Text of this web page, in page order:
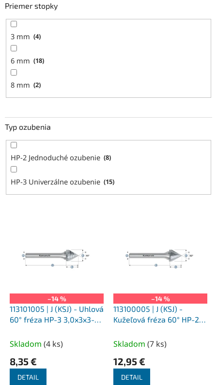
Priemer stopky
3 mm 4
6 mm 18
8 mm 2
Typ ozubenia
HP-2 Jednoduché ozubenie 8
HP-3 Univerzálne ozubenie 15
–14 %
113101005 | J (KSJ) - Uhlová
60° fréza HP-3 3,0x3x3-38
Skladom (4 ks)
8,35 €
DETAIL
–14 %
113100005 | J (KSJ) -
Kužeľová fréza 60° HP-2
nepovlakované
Skladom (7 ks)
12,95 €
DETAIL